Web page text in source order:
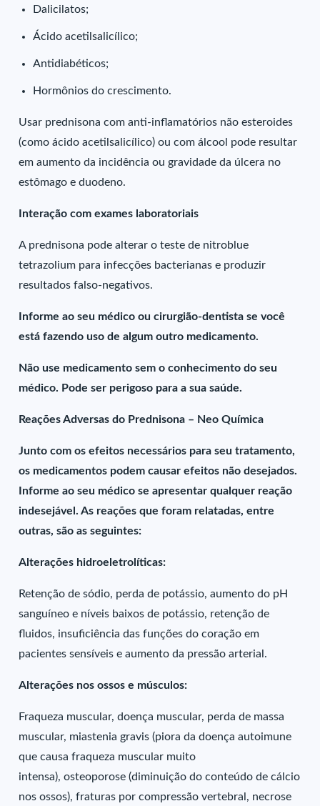
Dalicilatos;
Ácido acetilsalicílico;
Antidiabéticos;
Hormônios do crescimento.
Usar prednisona com anti-inflamatórios não esteroides
(como ácido acetilsalicílico) ou com álcool pode resultar
em aumento da incidência ou gravidade da úlcera no
estômago e duodeno.
Interação com exames laboratoriais
A prednisona pode alterar o teste de nitroblue
tetrazolium para infecções bacterianas e produzir
resultados falso-negativos.
Informe ao seu médico ou cirurgião-dentista se você
está fazendo uso de algum outro medicamento.
Não use medicamento sem o conhecimento do seu
médico. Pode ser perigoso para a sua saúde.
Reações Adversas do Prednisona – Neo Química
Junto com os efeitos necessários para seu tratamento,
os medicamentos podem causar efeitos não desejados.
Informe ao seu médico se apresentar qualquer reação
indesejável. As reações que foram relatadas, entre
outras, são as seguintes:
Alterações hidroeletrolíticas:
Retenção de sódio, perda de potássio, aumento do pH
sanguíneo e níveis baixos de potássio, retenção de
fluidos, insuficiência das funções do coração em
pacientes sensíveis e aumento da pressão arterial.
Alterações nos ossos e músculos:
Fraqueza muscular, doença muscular, perda de massa
muscular, miastenia gravis (piora da doença autoimune
que causa fraqueza muscular muito
intensa), osteoporose (diminuição do conteúdo de cálcio
nos ossos), fraturas por compressão vertebral, necrose